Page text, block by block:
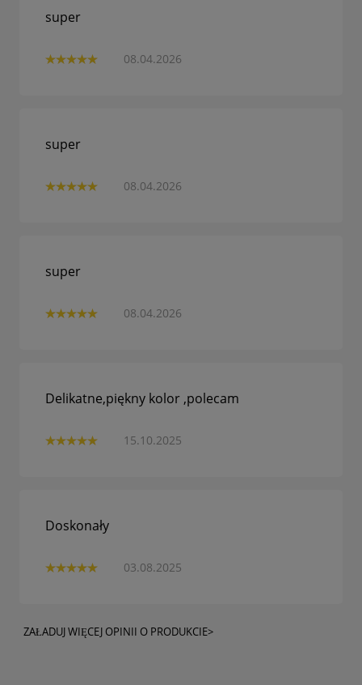
08.04.2026
super
08.04.2026
super
08.04.2026
super
15.10.2025
Delikatne,piękny kolor ,polecam
03.08.2025
Doskonały
ZAŁADUJ WIĘCEJ OPINII O PRODUKCIE>